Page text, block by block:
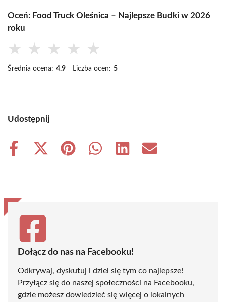
Oceń: Food Truck Oleśnica – Najlepsze Budki w 2026
roku
★ ★ ★ ★ ★
Średnia ocena: 4.9 Liczba ocen: 5
Udostępnij
Share
Share
(Twitter)
Share
Share
Share
Share
Dołącz do nas na Facebooku!
Odkrywaj, dyskutuj i dziel się tym co najlepsze!
Przyłącz się do naszej społeczności na Facebooku,
gdzie możesz dowiedzieć się więcej o lokalnych